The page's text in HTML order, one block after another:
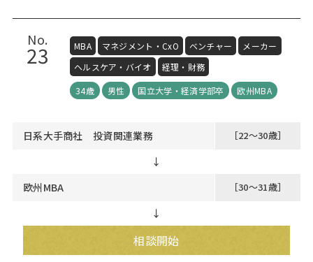
No.
23 MBA マネジメント・CxO ベンチャー
メーカー
ヘルスケア・バイオ
経理・財務
34歳
男性 国立大学・経済学部卒 欧州MBA
日系大手商社 投資関連業務 ［22～30歳］
↓
欧州MBA
［30～31歳］
↓
相談開始